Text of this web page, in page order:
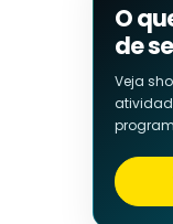
O
de
Veja